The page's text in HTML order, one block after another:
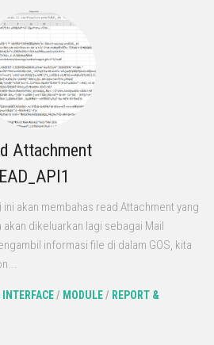
Attachment
akan membahas read Attachment yang
akan dikeluarkan lagi sebagai Mail
informasi file di dalam GOS, kita
/ MODULE/ REPORT &